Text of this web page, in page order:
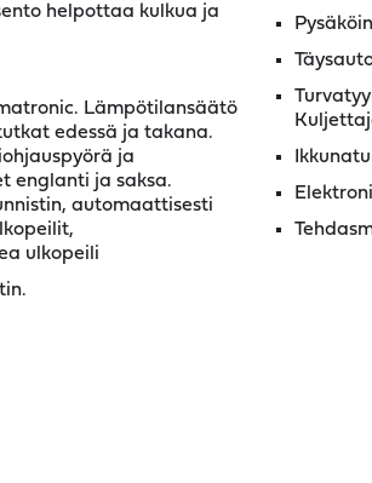
helpottaa kulkua ja
Lämpötilansäätö
edessä ja takana.
ja
englanti ja saksa.
automaattisesti
ulkopeili